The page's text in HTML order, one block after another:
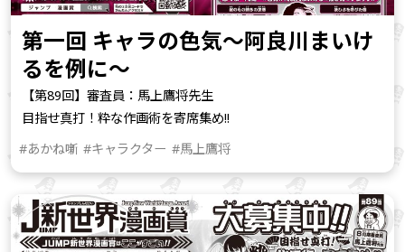
第一回 キャラの色気～阿良川まいけ
るを例に～
【第89回】審査員：馬上鷹将先生
目指せ真打！粋な作画術を寄席集め!!
#あかね噺 #キャラクター #馬上鷹将